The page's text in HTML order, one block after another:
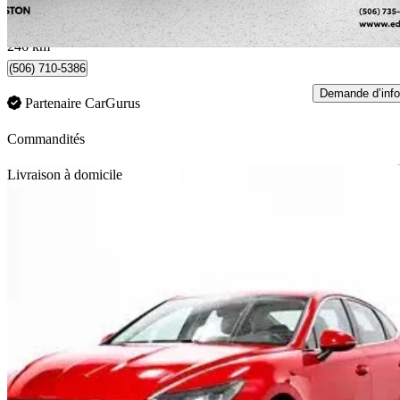
176 $/mois env.
Edmundston, NB
246 km
(506) 710-5386
Partenaire CarGurus
Demande d’info
Commandités
Livraison à domicile